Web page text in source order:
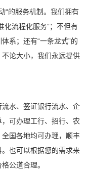
“的服务机制。我们拥有
化流程化服务”；不但有
系；还有“一条龙式”的
论大小，我们永远提供
水、签证银行流水、企
可办理工行、招行、农
国各地均可办理，顺丰
也可以根据您的需求来
公道合理。